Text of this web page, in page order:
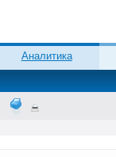
Аналитика